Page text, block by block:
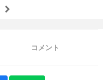
コメント